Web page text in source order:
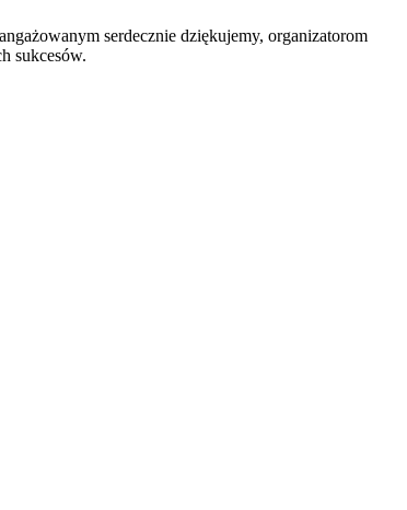
serdecznie dziękujemy, organizatorom
sukcesów.